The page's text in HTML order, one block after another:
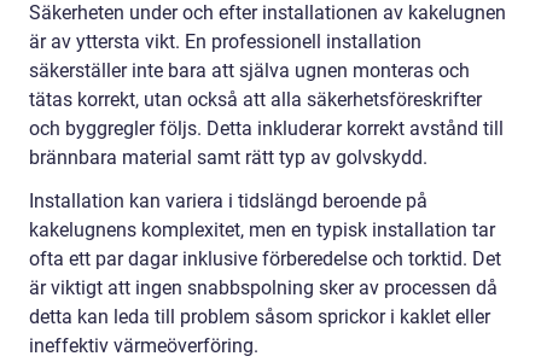
Säkerheten under och efter installationen av kakelugnen
är av yttersta vikt. En professionell installation
säkerställer inte bara att själva ugnen monteras och
tätas korrekt, utan också att alla säkerhetsföreskrifter
och byggregler följs. Detta inkluderar korrekt avstånd till
brännbara material samt rätt typ av golvskydd.
Installation kan variera i tidslängd beroende på
kakelugnens komplexitet, men en typisk installation tar
ofta ett par dagar inklusive förberedelse och torktid. Det
är viktigt att ingen snabbspolning sker av processen då
detta kan leda till problem såsom sprickor i kaklet eller
ineffektiv värmeöverföring.